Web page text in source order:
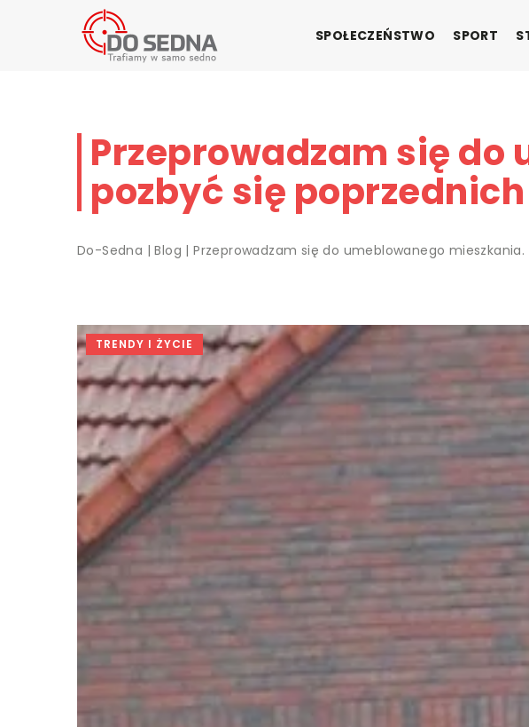
SPOŁECZEŃSTWO SPORT
Przeprowadzam się
pozbyć się
Do-Sedna |Blog |Przeprowadzam się do umeblowanego
TRENDY I ŻYCIE
HOBBY
13 | 06 | 2022
Jakie są tanie międzynarodowe
środki transportu?